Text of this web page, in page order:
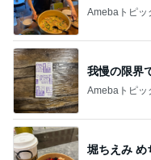
Amebaトピッ
我慢の限界
Amebaトピッ
堀ちえみ め